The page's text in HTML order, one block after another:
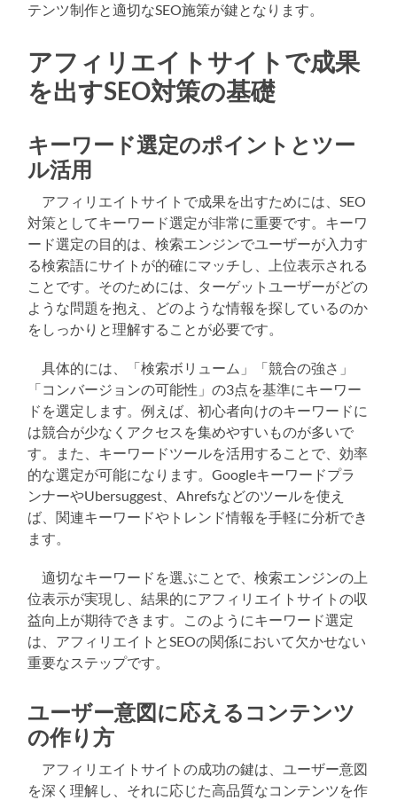
テンツ制作と適切なSEO施策が鍵となります。
アフィリエイトサイトで成果
を出すSEO対策の基礎
キーワード選定のポイントとツー
ル活用
アフィリエイトサイトで成果を出すためには、SEO
対策としてキーワード選定が非常に重要です。キーワ
ード選定の目的は、検索エンジンでユーザーが入力す
る検索語にサイトが的確にマッチし、上位表示される
ことです。そのためには、ターゲットユーザーがどの
ような問題を抱え、どのような情報を探しているのか
をしっかりと理解することが必要です。
具体的には、「検索ボリューム」「競合の強さ」
「コンバージョンの可能性」の3点を基準にキーワー
ドを選定します。例えば、初心者向けのキーワードに
は競合が少なくアクセスを集めやすいものが多いで
す。また、キーワードツールを活用することで、効率
的な選定が可能になります。Googleキーワードプラ
ンナーやUbersuggest、Ahrefsなどのツールを使え
ば、関連キーワードやトレンド情報を手軽に分析でき
ます。
適切なキーワードを選ぶことで、検索エンジンの上
位表示が実現し、結果的にアフィリエイトサイトの収
益向上が期待できます。このようにキーワード選定
は、アフィリエイトとSEOの関係において欠かせない
重要なステップです。
ユーザー意図に応えるコンテンツ
の作り方
アフィリエイトサイトの成功の鍵は、ユーザー意図
を深く理解し、それに応じた高品質なコンテンツを作